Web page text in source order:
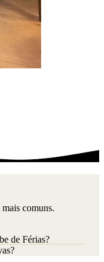
comuns.
de Férias?